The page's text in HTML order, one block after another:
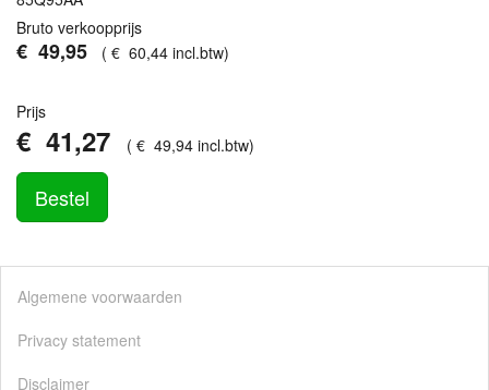
Bruto verkoopprijs
€ 49,95 ( € 60,44 incl.btw)
Prijs
€ 41,27 ( € 49,94 incl.btw)
Bestel
Algemene voorwaarden
Privacy statement
Disclaimer